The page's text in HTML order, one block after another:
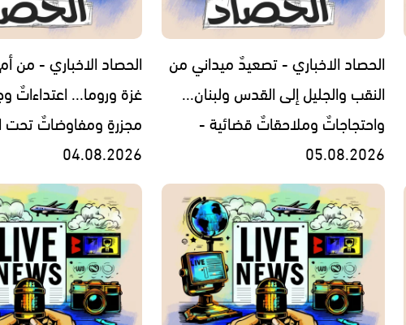
الحصاد الاخباري - تصعيدٌ ميداني من
النقب والجليل إلى القدس ولبنان...
واحتجاجاتٌ وملاحقاتٌ قضائية -
05.08.2026
الحصاد الاخباري - من
غزة وروما... اعتداءاتٌ
مجزرةٍ ومفاوضاتٌ تحت
04.08.2026